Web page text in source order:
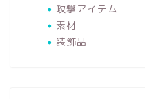
攻撃アイテム
素材
装飾品